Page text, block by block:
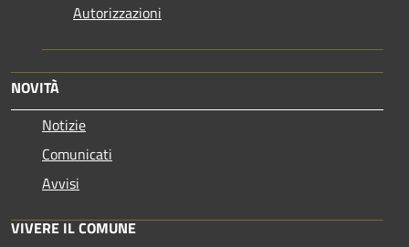
Autorizzazioni
NOVITÀ
Notizie
Comunicati
Avvisi
VIVERE IL COMUNE